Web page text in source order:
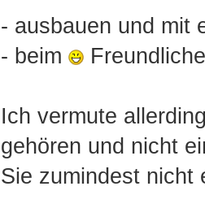
- ausbauen und mit
- beim
Ich vermute
gehören und nicht
Sie zumindest